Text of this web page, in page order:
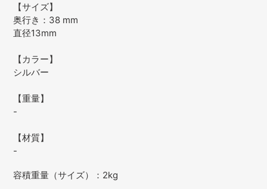
【サイズ】
奥行き：38 mm
直径13mm
【カラー】
シルバー
【重量】
-
【材質】
-
容積重量（サイズ）：2kg